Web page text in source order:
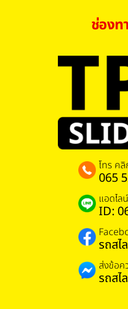
ช่องท
โทร คลิ
065
แอดไล
ID:
รถส
ส่งข้อค
รถส